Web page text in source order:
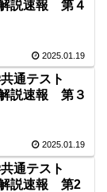
説速報 第４
2025.01.19
通テスト
説速報 第３
2025.01.19
通テスト
説速報 第2